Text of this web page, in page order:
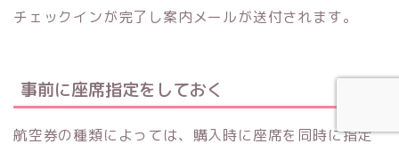
チェックインが完了し案内メールが送付されます。
事前に座席指定をしておく
航空券の種類によっては、購入時に座席を同時に指定